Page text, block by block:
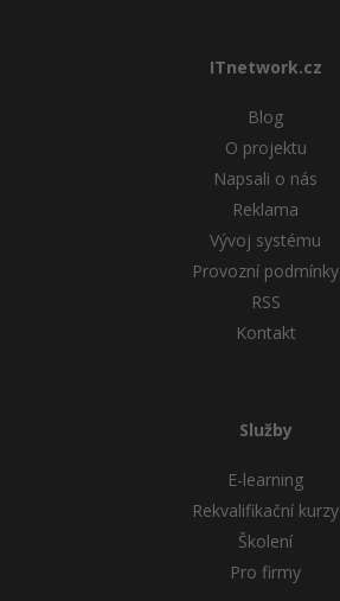
ITnetwork.cz
Blog
O projektu
Napsali o nás
Reklama
Vývoj systému
Provozní podmínky
RSS
Kontakt
Služby
E-learning
Rekvalifikační kurzy
Školení
Pro firmy